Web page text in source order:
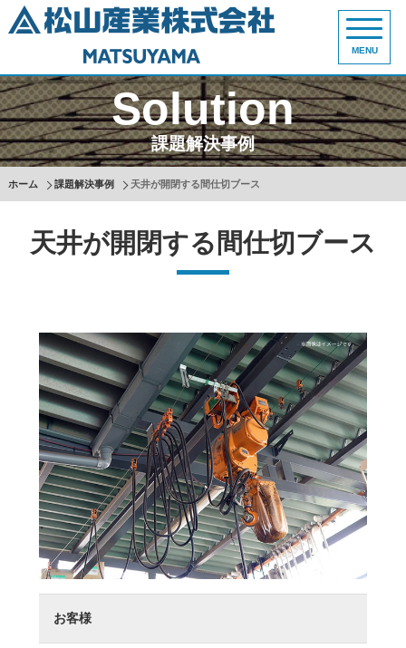
MENU
Solution
課題解決事例
ホーム 課題解決事例 天井が開閉する間仕切ブース
天井が開閉する間仕切ブース
お客様